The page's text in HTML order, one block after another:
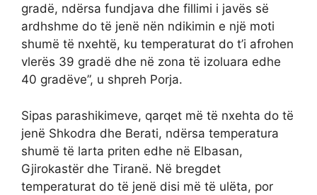
gradë, ndërsa fundjava dhe fillimi i javës së
ardhshme do të jenë nën ndikimin e një moti
shumë të nxehtë, ku temperaturat do t’i afrohen
vlerës 39 gradë dhe në zona të izoluara edhe
40 gradëve”, u shpreh Porja.
Sipas parashikimeve, qarqet më të nxehta do të
jenë Shkodra dhe Berati, ndërsa temperatura
shumë të larta priten edhe në Elbasan,
Gjirokastër dhe Tiranë. Në bregdet
temperaturat do të jenë disi më të ulëta, por